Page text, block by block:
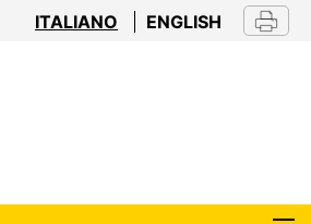
ITALIANO ENGLISH